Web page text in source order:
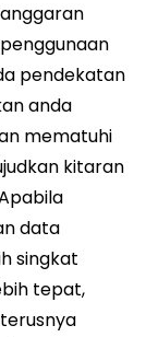
pendekatan
anda
mematuhi
kitaran
data
singkat
tepat,